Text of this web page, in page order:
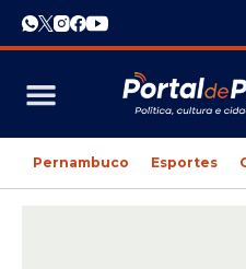
Pernambuco Esportes